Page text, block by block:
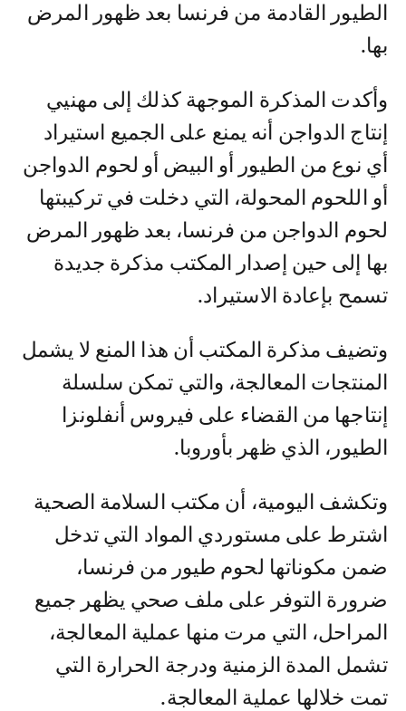
الطيور القادمة من فرنسا بعد ظهور المرض
بها.
وأكدت المذكرة الموجهة كذلك إلى مهنيي
إنتاج الدواجن أنه يمنع على الجميع استيراد
أي نوع من الطيور أو البيض أو لحوم الدواجن
أو اللحوم المحولة، التي دخلت في تركيبتها
لحوم الدواجن من فرنسا، بعد ظهور المرض
بها إلى حين إصدار المكتب مذكرة جديدة
تسمح بإعادة الاستيراد.
وتضيف مذكرة المكتب أن هذا المنع لا يشمل
المنتجات المعالجة، والتي تمكن سلسلة
إنتاجها من القضاء على فيروس أنفلونزا
الطيور، الذي ظهر بأوروبا.
وتكشف اليومية، أن مكتب السلامة الصحية
اشترط على مستوردي المواد التي تدخل
ضمن مكوناتها لحوم طيور من فرنسا،
ضرورة التوفر على ملف صحي يظهر جميع
المراحل، التي مرت منها عملية المعالجة،
تشمل المدة الزمنية ودرجة الحرارة التي
تمت خلالها عملية المعالجة.